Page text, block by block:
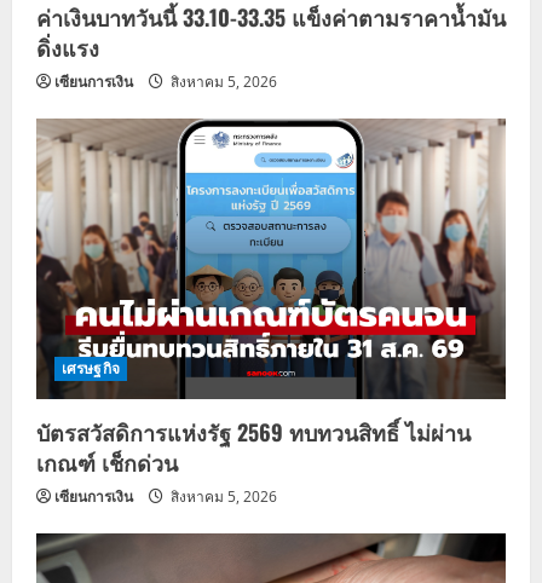
ค่าเงินบาทวันนี้ 33.10-33.35 แข็งค่าตามราคาน้ำมัน
ดิ่งแรง
เซียนการเงิน สิงหาคม 5, 2026
เศรษฐกิจ
บัตรสวัสดิการแห่งรัฐ 2569 ทบทวนสิทธิ์ ไม่ผ่าน
เกณฑ์ เช็กด่วน
เซียนการเงิน สิงหาคม 5, 2026